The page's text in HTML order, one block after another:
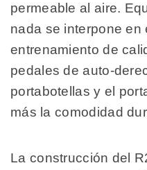
permeable al aire.
nada se interpone en
entrenamiento de
pedales de auto-
portabotellas y el
más la comodidad
La construcción del